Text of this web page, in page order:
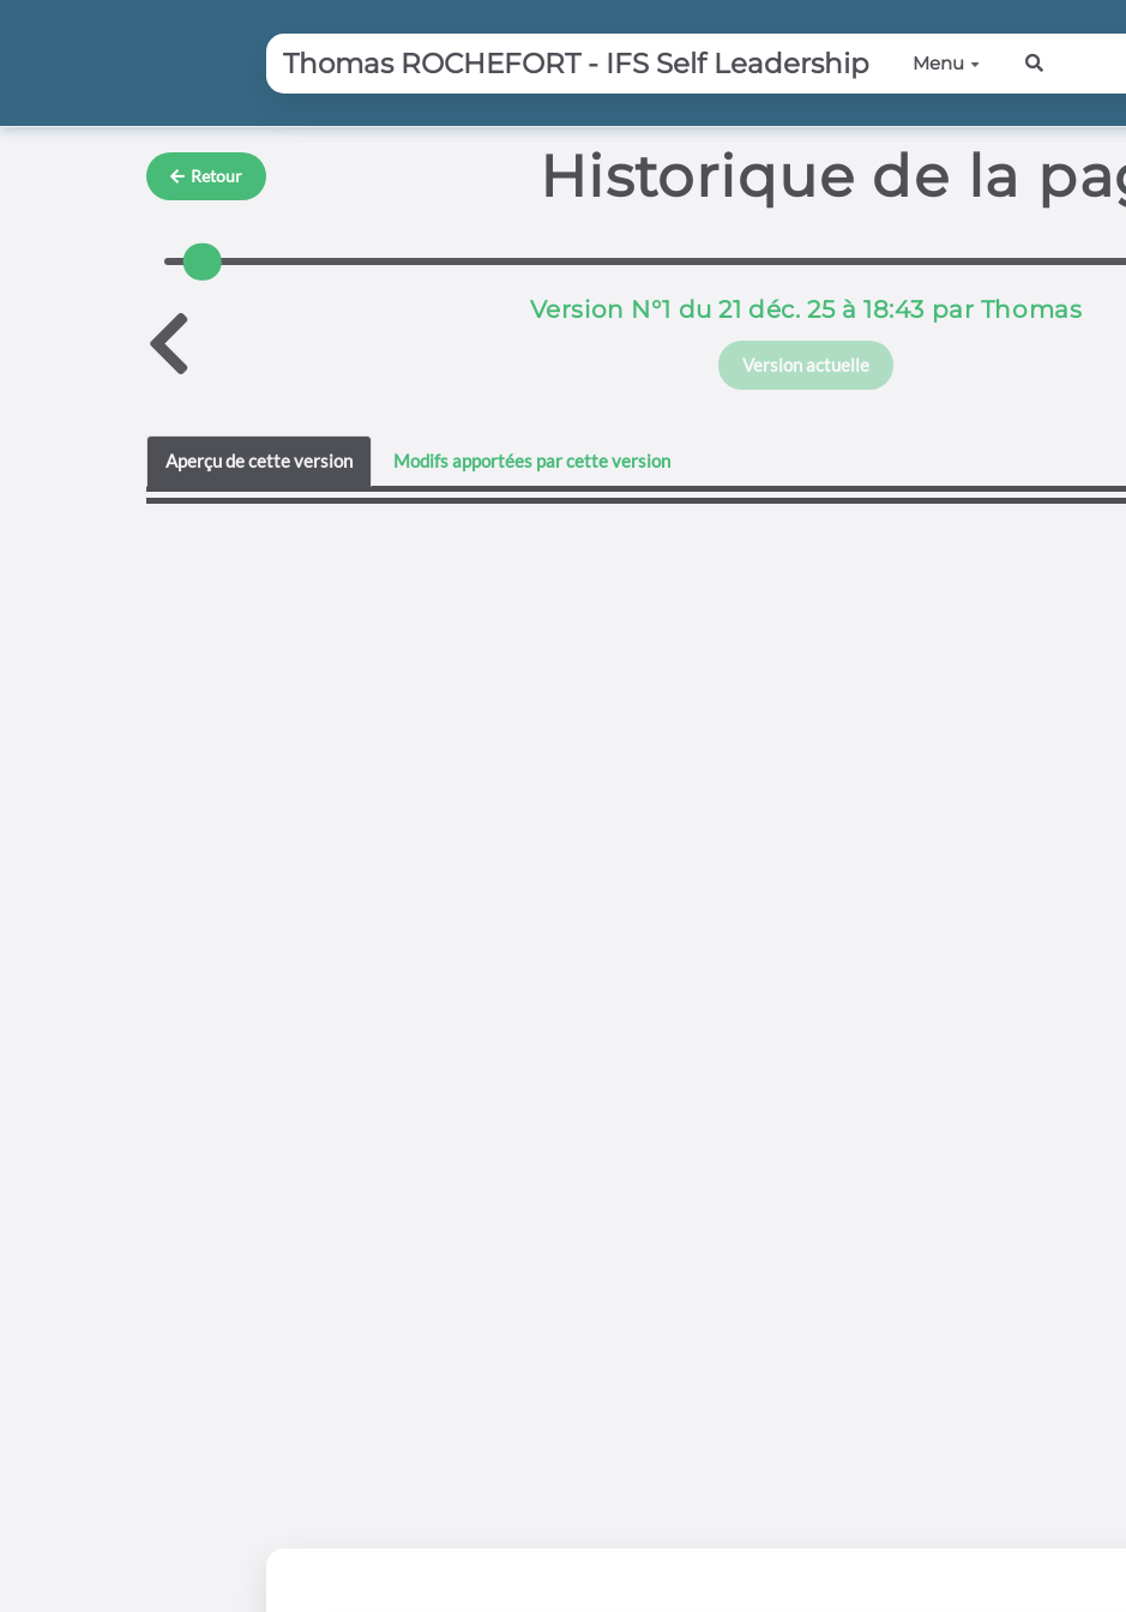
Thomas ROCHEFORT - IFS Self Leadership Menu
Retour Historique de la
Version N°1 du 21 déc. 25 à 18:43 par Thomas
Version actuelle
Aperçu de cette version Modifs apportées par cette version